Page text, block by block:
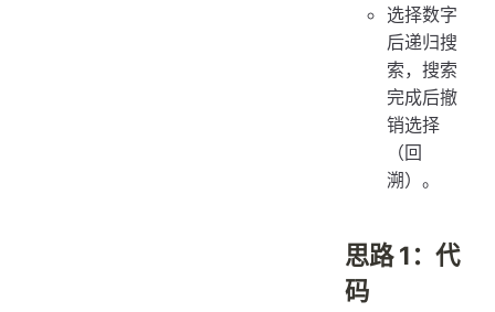
选择数字
后递归搜
索，搜索
完成后撤
销选择
（回
溯）。
思路 1：代
码